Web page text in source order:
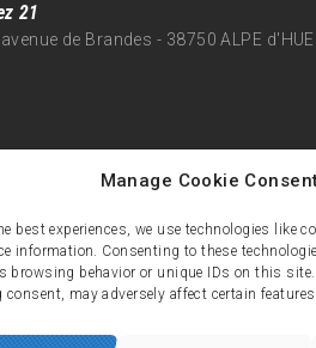
Manage Cookie
best experiences, we use technologies like
information. Consenting to these
browsing behavior or unique IDs on this
may adversely affect certain
21
de Brandes - 38750 ALPE